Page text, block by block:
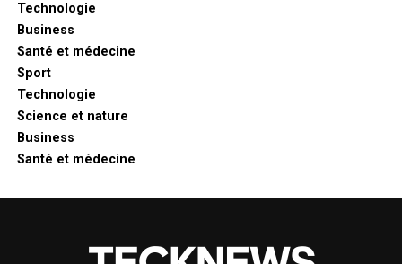
Technologie
Business
Santé et médecine
Sport
Technologie
Science et nature
Business
Santé et médecine